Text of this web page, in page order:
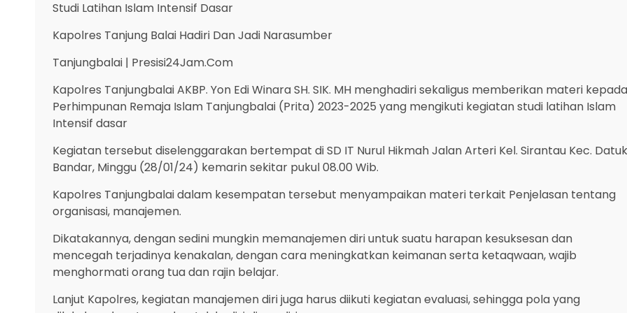
Studi Latihan Islam Intensif Dasar
Kapolres Tanjung Balai Hadiri Dan Jadi Narasumber
Tanjungbalai | Presisi24Jam.Com
Kapolres Tanjungbalai AKBP. Yon Edi Winara SH. SIK. MH menghadiri sekaligus memberikan materi kepada
Perhimpunan Remaja Islam Tanjungbalai (Prita) 2023-2025 yang mengikuti kegiatan studi latihan Islam
Intensif dasar
Kegiatan tersebut diselenggarakan bertempat di SD IT Nurul Hikmah Jalan Arteri Kel. Sirantau Kec. Datuk
Bandar, Minggu (28/01/24) kemarin sekitar pukul 08.00 Wib.
Kapolres Tanjungbalai dalam kesempatan tersebut menyampaikan materi terkait Penjelasan tentang
organisasi, manajemen.
Dikatakannya, dengan sedini mungkin memanajemen diri untuk suatu harapan kesuksesan dan
mencegah terjadinya kenakalan, dengan cara meningkatkan keimanan serta ketaqwaan, wajib
menghormati orang tua dan rajin belajar.
Lanjut Kapolres, kegiatan manajemen diri juga harus diikuti kegiatan evaluasi, sehingga pola yang